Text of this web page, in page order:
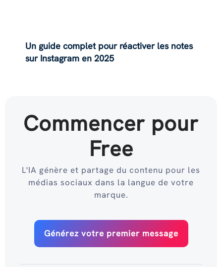
Un guide complet pour réactiver les notes
sur Instagram en 2025
Commencer pour
Free
L'IA génère et partage du contenu pour les
médias sociaux dans la langue de votre
marque.
Générez votre premier message